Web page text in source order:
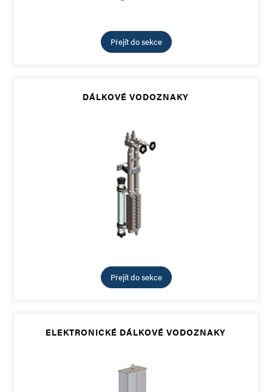
Přejít do sekce
DÁLKOVÉ VODOZNAKY
Přejít do sekce
ELEKTRONICKÉ DÁLKOVÉ VODOZNAKY